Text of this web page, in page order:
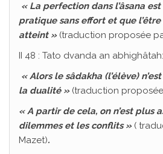
« La perfection dans l’âsana
pratique sans effort et que
atteint » (traduction proposée
II 48 : Tato dvanda an abhighâtah:
« Alors le sâdakha (l’élève)
la dualité » (traduction
« A partir de cela, on n’est plus
dilemmes et les conflits » (
Mazet).